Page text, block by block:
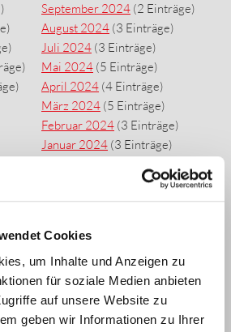
Cookies
um Inhalte und Anzeigen zu
für soziale Medien anbieten
auf unsere Website zu
geben wir Informationen zu Ihrer
September 2024 (2 Einträge)
August 2024 (3 Einträge)
Juli 2024 (3 Einträge)
Mai 2024 (5 Einträge)
April 2024 (4 Einträge)
März 2024 (5 Einträge)
Februar 2024 (3 Einträge)
Januar 2024 (3 Einträge)
Dezember 2022(3 Einträge)
Oktober 2022
September 2022(6 Einträge)
August 2022(1 Eintrag)
Juli 2022(2 Einträge)
Juni 2022(5 Einträge)